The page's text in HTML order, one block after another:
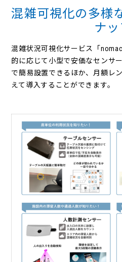
混雑可視化の多様
ナ
混雑状況可視化サービス「
的に応じて小型で安価なセンサ
で簡易設置できるほか、月額レ
えて導入することができます。